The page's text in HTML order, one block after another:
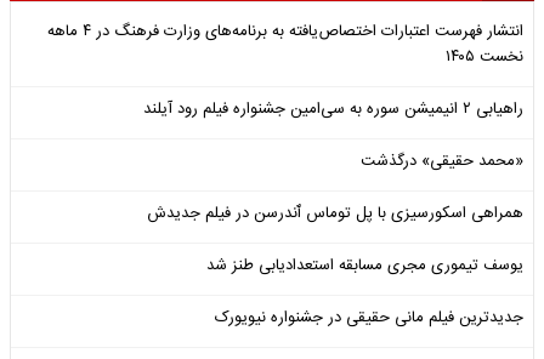
انتشار فهرست اعتبارات اختصاص‌یافته به برنامه‌های وزارت فرهنگ در ۴ ماهه
نخست ۱۴۰۵
راهیابی ۲ انیمیشن سوره به سی‌امین جشنواره فیلم رود آیلند
«محمد حقیقی» درگذشت
همراهی اسکورسیزی با پل توماس ٱندرسن در فیلم جدیدش
یوسف تیموری مجری مسابقه استعدادیابی طنز شد
جدیدترین فیلم مانی حقیقی در جشنواره نیویورک